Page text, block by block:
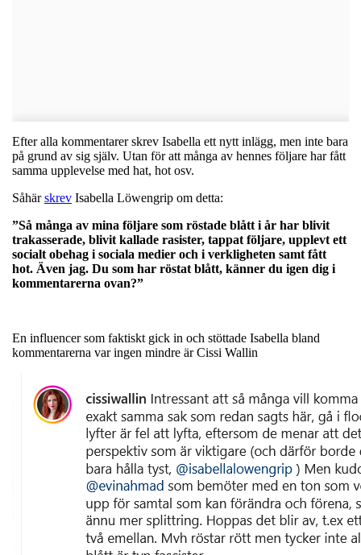
Efter alla kommentarer skrev Isabella ett nytt inlägg, men inte bara
på grund av sig själv. Utan för att många av hennes följare har fått
samma upplevelse med hat, hot osv.
Såhärskrev Isabella Löwengrip om detta:
”Så många av mina följare som röstade blått i år har blivit
trakasserade, blivit kallade rasister, tappat följare, upplevt ett
socialt obehag i sociala medier och i verkligheten samt fått
hot. Även jag. Du som har röstat blått, känner du igen dig i
kommentarerna ovan?”
En influencer som faktiskt gick in och stöttade Isabella bland
kommentarerna var ingen mindre är Cissi Wallin